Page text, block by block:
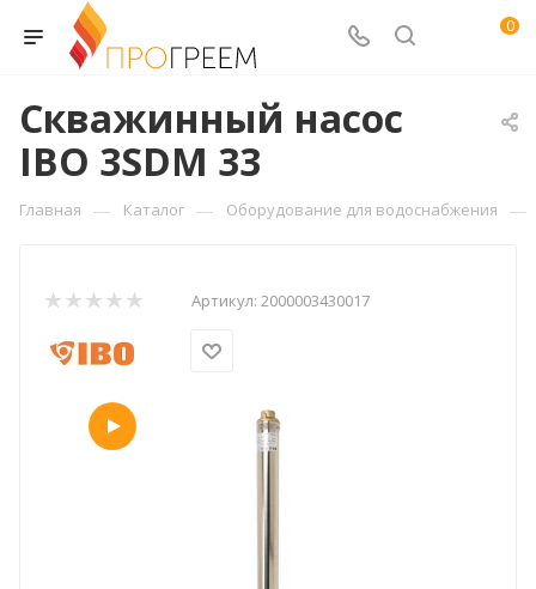
0
Скважинный насос
IBO 3SDM 33
Главная — Каталог — Оборудование для водоснабжения —
Артикул: 2000003430017